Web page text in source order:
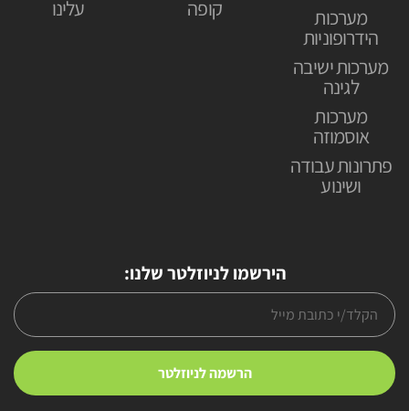
מערכות
הידרופוניות
מערכות ישיבה
לגינה
מערכות
אוסמוזה
פתרונות עבודה
ושינוע
קופה
עלינו
הירשמו לניוזלטר שלנו: